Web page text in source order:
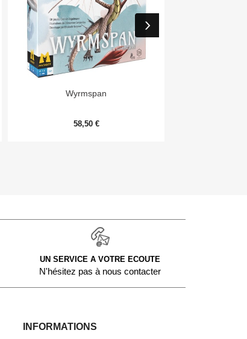
Aperçu rapide
Wyrmspan
58,50 €
UN SERVICE A VOTRE ECOUTE
N'hésitez pas à nous contacter
INFORMATIONS